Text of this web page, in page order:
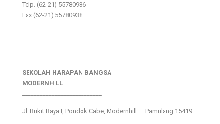
Telp. (62-21) 55780936
Fax (62-21) 55780938
SEKOLAH HARAPAN BANGSA
MODERNHILL
Jl. Bukit Raya I, Pondok Cabe, Modernhill – Pamulang 15419